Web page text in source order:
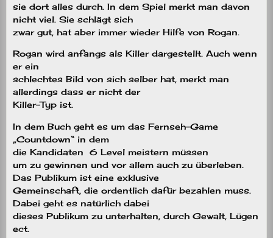
sie dort alles durch. In dem Spiel merkt man davon
nicht viel. Sie schlägt sich
zwar gut, hat aber immer wieder Hilfe von Rogan.
Rogan wird anfangs als Killer dargestellt. Auch wenn
er ein
schlechtes Bild von sich selber hat, merkt man
allerdings dass er nicht der
Killer-Typ ist.
In dem Buch geht es um das Fernseh-Game
„Countdown“ in dem
die Kandidaten
6 Level meistern müssen
um zu gewinnen und vor allem auch zu überleben.
Das Publikum ist eine exklusive
Gemeinschaft, die ordentlich dafür bezahlen muss.
Dabei geht es natürlich dabei
dieses Publikum zu unterhalten, durch Gewalt, Lügen
ect.